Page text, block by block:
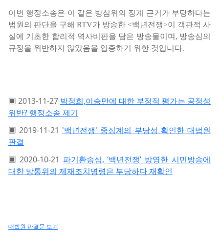
이번 행정소송은 이 같은 방심위의 징계 근거가 부당하다는
법원의 판단을 구해 RTV가 방송한 <백년전쟁>이 객관적 사
실에 기초한 합리적 역사비판을 담은 방송물이며, 방송심의
규정을 위반하지 않았음을 입증하기 위한 것입니다.
▣ 2013-11-27 박정희,이승만에 대한 부정적 평가는 공정성
위반? 행정소송 제기
▣ 2019-11-21 '백년전쟁' 중징계의 부당성 확인한 대법원
판결
▣ 2020-10-21 파기환송심, ‘백년전쟁’ 방영한 시민방송에
대한 방통위의 제재조치명령은 부당하다 재확인
대법원 판결문 보기